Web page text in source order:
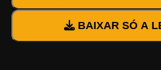
BAIXAR SÓ A